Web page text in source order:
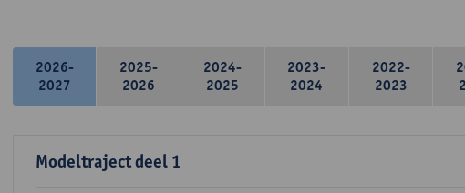
2026-
2027
2025-
2026
2024-
2025
2023-
2024
2022-
2023
Modeltraject deel 1